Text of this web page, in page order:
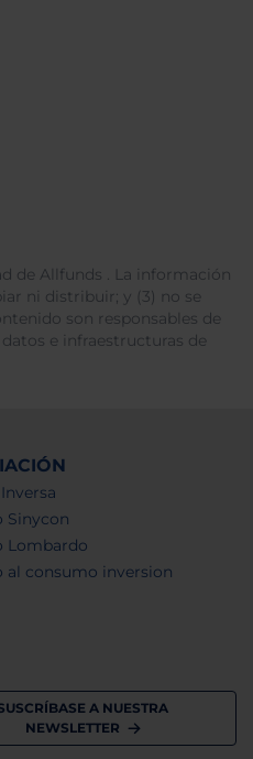
de Allfunds . La información
ni distribuir; y (3) no se
son responsables de
e infraestructuras de
Sinycon
Lombardo
al consumo inversion
A NUESTRA
NEWSLETTER